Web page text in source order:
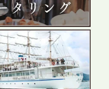
立。再開発やオフィス
ーズに応え、高品質
親会をサポート
タリングのセカンド
張・舞浜の大型イベ